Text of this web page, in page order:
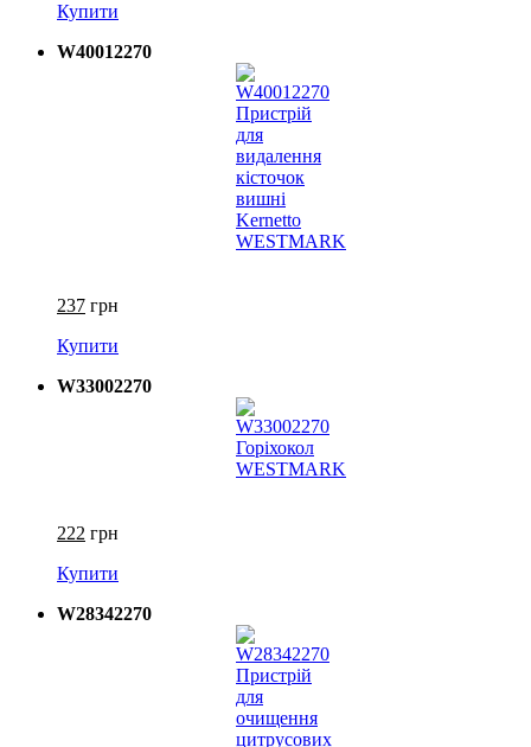
Купити
W40012270
237 грн
Купити
W33002270
222 грн
Купити
W28342270